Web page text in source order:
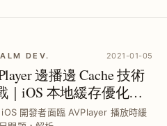
DEV. 2021-01-05
邊播邊 Cache 技術
｜iOS 本地緩存優化攻
iOS 開發者面臨 AVPlayer 播放時緩